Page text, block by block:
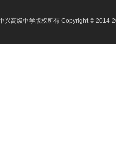
兴高级中学版权所有 Copyright ©